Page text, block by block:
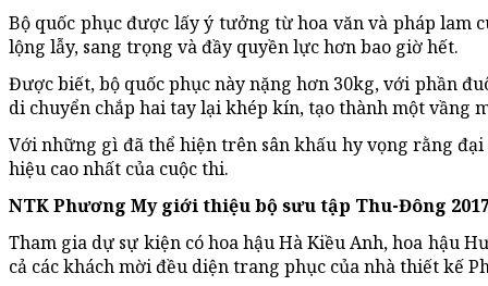
Bộ quốc phục được lấy ý tưởng từ hoa văn và pháp lam
lộng lẫy, sang trọng và đầy quyền lực hơn bao giờ hết.
Được biết, bộ quốc phục này nặng hơn 30kg, với phần
di chuyển chắp hai tay lại khép kín, tạo thành một vầng
Với những gì đã thể hiện trên sân khấu hy vọng rằng
hiệu cao nhất của cuộc thi.
NTKPhương My giới thiệu bộ sưu tập Thu-Đông
Tham gia dự sự kiện có hoa hậu Hà Kiều Anh, hoa hậu
cả các khách mời đều diện trang phục của nhà thiết kế